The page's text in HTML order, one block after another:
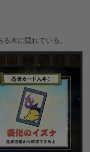
木に隠れている。